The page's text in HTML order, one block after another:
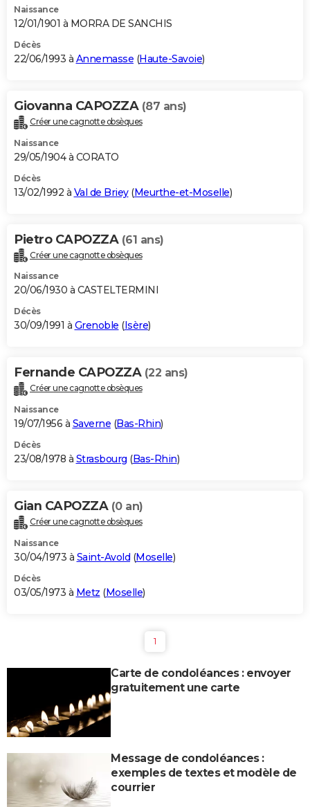
Naissance
12/01/1901 à MORRA DE SANCHIS
Décès
22/06/1993 à Annemasse (Haute-Savoie)
Giovanna CAPOZZA (87 ans)
Créer une cagnotte obsèques
Naissance
29/05/1904 à CORATO
Décès
13/02/1992 à Val de Briey(Meurthe-et-Moselle)
Pietro CAPOZZA (61 ans)
Créer une cagnotte obsèques
Naissance
20/06/1930 à CASTELTERMINI
Décès
30/09/1991 à Grenoble (Isère)
Fernande CAPOZZA (22 ans)
Créer une cagnotte obsèques
Naissance
19/07/1956 à Saverne (Bas-Rhin)
Décès
23/08/1978 à Strasbourg (Bas-Rhin)
Gian CAPOZZA (0 an)
Créer une cagnotte obsèques
Naissance
30/04/1973 à Saint-Avold (Moselle)
Décès
03/05/1973 à Metz (Moselle)
1
Carte de condoléances : envoyer
gratuitement une carte
Message de condoléances :
exemples de textes et modèle de
courrier